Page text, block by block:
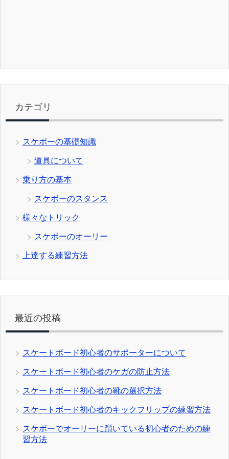
カテゴリ
スケボーの基礎知識
道具について
乗り方の基本
スケボーのスタンス
様々なトリック
スケボーのオーリー
上達する練習方法
最近の投稿
スケートボード初心者のサポーターについて
スケートボード初心者のケガの防止方法
スケートボード初心者の靴の選択方法
スケートボード初心者のキックフリップの練習方法
スケボーでオーリーに躓いている初心者のための練
習方法